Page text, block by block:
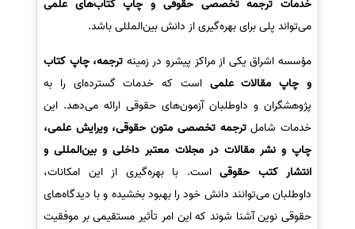
خدمات ترجمه تخصصی حقوقی و چاپ کتاب‌های علمی
می‌تواند پلی برای بهره‌گیری از دانش بین‌المللی باشد.
مؤسسه اشراق یکی از مراکز پیشرو در زمینه ترجمه، چاپ کتاب
و چاپ مقالات علمی است که خدمات گسترده‌ای را به
پژوهشگران و داوطلبان آزمون‌های حقوقی ارائه می‌دهد. این
خدمات شاملترجمه تخصصی متون حقوقی، ویرایش علمی،
چاپ و نشر مقالات در مجلات معتبر داخلی و بین‌المللی و
انتشار کتب حقوقی است. با بهره‌گیری از این امکانات،
داوطلبان می‌توانند دانش خود را بهبود بخشیده و با دیدگاه‌های
حقوقی نوین آشنا شوند که این امر تأثیر مستقیمی بر موفقیت